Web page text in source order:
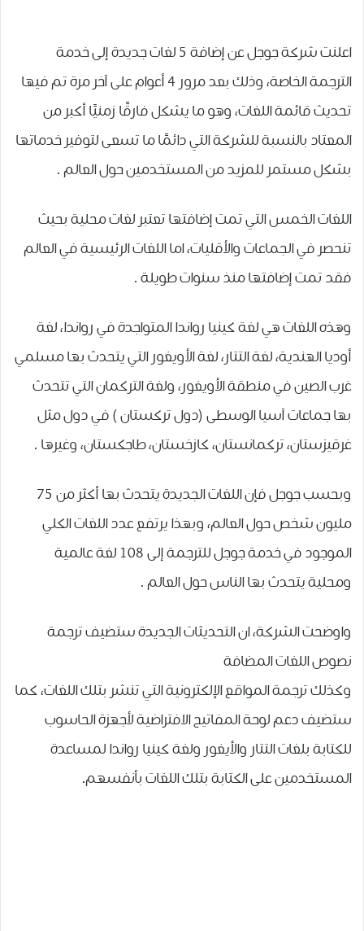
اعلنت شركة جوجل عن إضافة 5 ﻟﻐﺎﺕ ﺟﺪﻳﺪﺓ ﺇﻟﻰ ﺧﺪﻣﺔ
ﺍﻟﺘﺮﺟﻤﺔ ﺍﻟﺨﺎﺻﺔ، وذلك بعد مرور 4 أعوام على آخر مرة تم فيها
تحديث قائمة اللغات، ﻭﻫﻮ ﻣﺎ ﻳﺸﻜﻞ ﻓﺎﺭﻗًﺎ ﺯﻣﻨﻴًﺎ ﺃﻛﺒﺮ ﻣﻦ
ﺍﻟﻤﻌﺘﺎﺩ ﺑﺎﻟﻨﺴﺒﺔ ﻟﻠﺸﺮﻛﺔ ﺍﻟﺘﻲ ﺩﺍﺋﻤًﺎ ﻣﺎ ﺗﺴﻌﻰ ﻟﺘﻮﻓﻴﺮ ﺧﺪﻣﺎﺗﻬﺎ
ﺑﺸﻜﻞ ﻣﺴﺘﻤﺮ ﻟﻠﻤﺰﻳﺪ ﻣﻦ ﺍﻟﻤﺴﺘﺨﺪﻣﻴﻦ ﺣﻮﻝ ﺍﻟﻌﺎﻟﻢ .
اللغات الخمس التي تمت إضافتها تعتبر لغات ﻣﺤﻠﻴﺔ بحيث
تنحصر في ﺍﻟﺠﻤﺎﻋﺎﺕ والأقليات، اما ﺍﻟﻠﻐﺎﺕ ﺍﻟﺮﺋﻴﺴﻴﺔ ﻓﻲ ﺍﻟﻌﺎﻟﻢ
فقد تمت إضافتها ﻣﻨﺬ ﺳﻨﻮﺍﺕ ﻃﻮﻳﻠﺔ .
وهذه اللغات هي لغة ﻛﻴﻨﻴﺎ ﺭﻭﺍﻧﺪﺍ ﺍﻟﻤﺘﻮﺍﺟﺪﺓ ﻓﻲ ﺭﻭﺍﻧﺪﺍ، ﻟﻐﺔ
ﺃﻭﺩﻳﺎ ﺍﻟﻬﻨﺪﻳﺔ، ﻟﻐﺔ ﺍﻟﺘﺘﺎﺭ، ﻟﻐﺔ ﺍﻷﻭﻳﻐﻮﺭ ﺍﻟﺘﻲ ﻳﺘﺤﺪﺙ ﺑﻬﺎ ﻣﺴﻠﻤﻲ
ﻏﺮﺏ ﺍﻟﺼﻴﻦ ﻓﻲ ﻣﻨﻄﻘﺔ ﺍﻷﻭﻳﻐﻮﺭ، ﻭﻟﻐﺔ ﺍﻟﺘﺮﻛﻤﺎﻥ ﺍﻟﺘﻲ ﺗﺘﺤﺪﺙ
ﺑﻬﺎ ﺟﻤﺎﻋﺎﺕ ﺁﺳﻴﺎ ﺍﻟﻮﺳﻄﻰ ‏(ﺩﻭﻝ ﺗﺮﻛﺴﺘﺎﻥ ‏) ﻓﻲ ﺩﻭﻝ ﻣﺜﻞ
ﻏﺮﻗﻴﺰﺳﺘﺎﻥ، ﺗﺮﻛﻤﺎﻧﺴﺘﺎﻥ، ﻛﺎﺯﺧﺴﺘﺎﻥ، ﻃﺎﺟﻜﺴﺘﺎﻥ، ﻭﻏﻴﺮﻫﺎ .
وبحسب جوجل فإن اللغات الجديدة يتحدث بها أكثر ﻣﻦ 75
ﻣﻠﻴﻮﻥ ﺷﺨﺺ ﺣﻮﻝ ﺍﻟﻌﺎﻟﻢ، وبهذا يرتفع عدد ﺍﻟﻠﻐﺎﺕ ﺍﻟﻜﻠﻲ
ﺍﻟﻤﻮﺟﻮﺩ ﻓﻲ ﺧﺪﻣﺔ جوجل للترجمة ﺇﻟﻰ 108 ﻟﻐﺔ ﻋﺎﻟﻤﻴﺔ
ﻭﻣﺤﻠﻴﺔ ﻳﺘﺤﺪﺙ ﺑﻬﺎ ﺍﻟﻨﺎﺱ ﺣﻮﻝ ﺍﻟﻌﺎﻟﻢ .
واوضحت ﺍﻟﺸﺮﻛﺔ، ان ﺍﻟﺘﺤﺪﻳﺜﺎﺕ ﺍﻟﺠﺪﻳﺪﺓ ستضيف ﺗﺮﺟﻤﺔ
ﻧﺼﻮﺹ ﺍﻟﻠﻐﺎﺕ ﺍﻟﻤﻀﺎﻓﺔ
ﻭﻛﺬﻟﻚ ﺗﺮﺟﻤﺔ ﺍﻟﻤﻮﺍﻗﻊ ﺍﻹﻟﻜﺘﺮﻭﻧﻴﺔ ﺍﻟﺘﻲ ﺗﻨﺸﺮ ﺑﺘﻠﻚ ﺍﻟﻠﻐﺎﺕ، ﻛﻤﺎ
ﺳﺘﻀﻴﻒ ﺩﻋﻢ ﻟﻮﺣﺔ ﺍﻟﻤﻔﺎﺗﻴﺢ ﺍﻻﻓﺘﺮﺍﺿﻴﺔ ﻷﺟﻬﺰﺓ ﺍﻟﺤﺎﺳﻮﺏ
ﻟﻠﻜﺘﺎﺑﺔ ﺑﻠﻐﺎﺕ ﺍﻟﺘﺘﺎﺭ ﻭﺍﻷﻳﻐﻮﺭ ﻭﻟﻐﺔ ﻛﻴﻨﻴﺎ ﺭﻭﺍﻧﺪﺍ ﻟﻤﺴﺎﻋﺪﺓ
ﺍﻟﻤﺴﺘﺨﺪﻣﻴﻦ ﻋﻠﻰ ﺍﻟﻜﺘﺎﺑﺔ ﺑﺘﻠﻚ ﺍﻟﻠﻐﺎﺕ ﺑﺄﻧﻔﺴﻬﻢ.